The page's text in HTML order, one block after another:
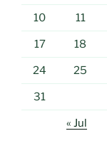
10 11
17 18
24 25
31
« Jul